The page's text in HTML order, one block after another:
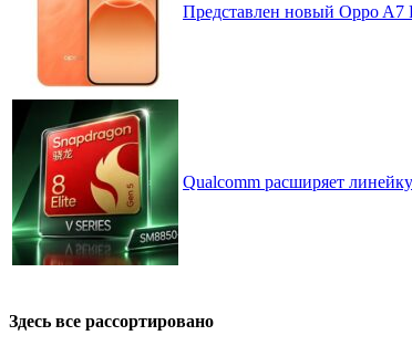
Представлен новый Oppo A7
Qualcomm расширяет
Здесь все рассортировано